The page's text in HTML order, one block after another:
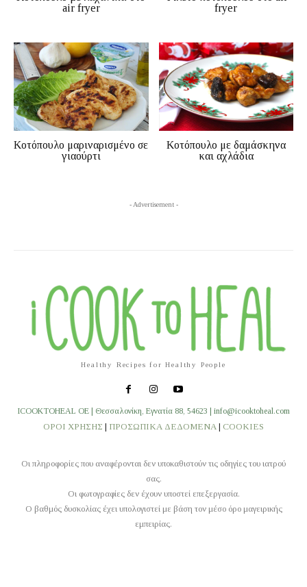
air fryer
fryer
Κοτόπουλο μαριναρισμένο σε
γιαούρτι
Κοτόπουλο με δαμάσκηνα
και αχλάδια
- Advertisement -
Healthy Recipes for Healthy People
ICOOKTOHEAL OE | Θεσσαλονίκη, Εγνατία 88, 54623 | info@icooktoheal.com
ΟΡΟΙ ΧΡΗΣΗΣ | ΠΡΟΣΩΠΙΚΑ ΔΕΔΟΜΕΝΑ | COOKIES
Οι πληροφορίες που αναφέρονται δεν υποκαθιστούν τις οδηγίες του ιατρού
σας.
Οι φωτογραφίες δεν έχουν υποστεί επεξεργασία.
O βαθμός δυσκολίας έχει υπολογιστεί με βάση τον μέσο όρο μαγειρικής
εμπειρίας.